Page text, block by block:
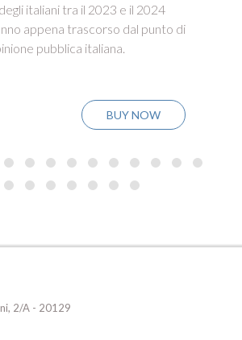
italiani tra il 2023 e il 2024
appena trascorso dal punto di
pubblica italiana.
BUY NOW
2/A - 20129